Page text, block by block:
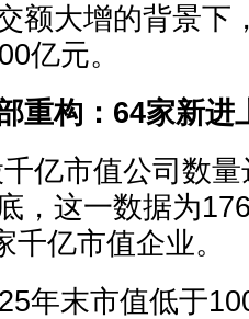
额大增的背景下
亿元。
重构：64家新进
亿市值公司数
，这一数据为
亿市值企业。
年末市值低于